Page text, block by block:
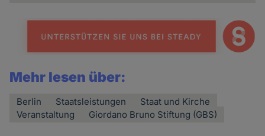
Mehr lesen über:
Berlin Staatsleistungen
Staat und Kirche
Veranstaltung
Giordano Bruno Stiftung (GBS)